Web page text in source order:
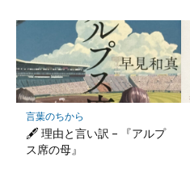
言葉のちから
🖋 理由と言い訳 – 『アルプ
ス席の母』